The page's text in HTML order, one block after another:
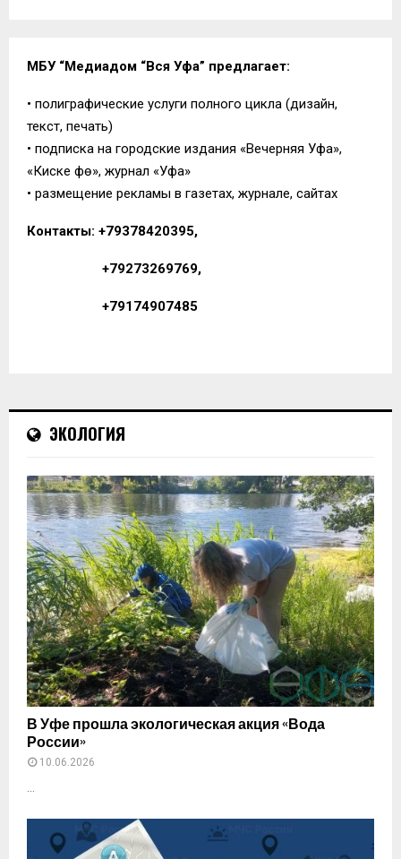
МБУ “Медиадом “Вся Уфа” предлагает:
• полиграфические услуги полного цикла (дизайн,
текст, печать)
• подписка на городские издания «Вечерняя Уфа»,
«Киске Өфө», журнал «Уфа»
• размещение рекламы в газетах, журнале, сайтах
Контакты: +79378420395,
+79273269769,
+79174907485
ЭКОЛОГИЯ
В Уфе прошла экологическая акция «Вода
России»
10.06.2026
...